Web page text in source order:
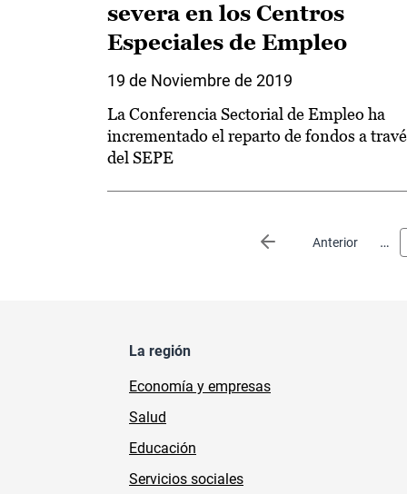
severa en los Centros
Especiales de Empleo
19 de Noviembre de 2019
La Conferencia Sectorial de Empleo ha
incrementado el reparto de fondos a
del SEPE
Anterior
Página anterior …
La región
Economía y empresas
Salud
Educación
Servicios sociales